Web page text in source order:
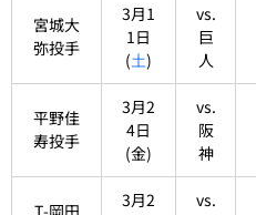
宮城大
弥投手
3月1
1日
(土)
vs.
巨
人
平野佳
寿投手
3月2
4日
(金)
vs.
阪
神
T-岡田
3月2
vs.